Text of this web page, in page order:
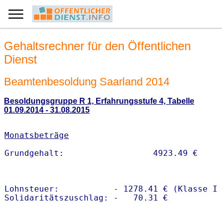
Gehaltsrechner für den Öffentlichen
Dienst
Beamtenbesoldung Saarland 2014
Besoldungsgruppe R 1, Erfahrungsstufe 4, Tabelle
01.09.2014 - 31.08.2015
Monatsbeträge
Lohnsteuer:           - 1278.41 € (Klasse I)
Solidaritätszuschlag: -   70.31 €